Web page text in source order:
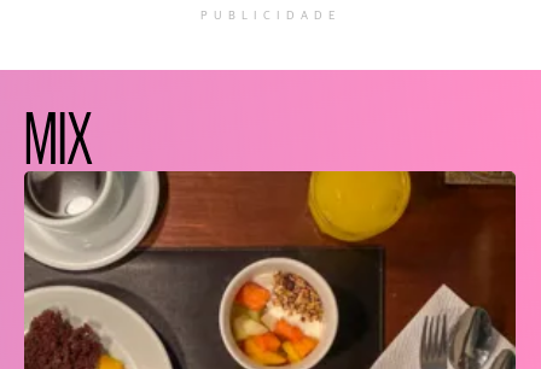
PUBLICIDADE
MIX